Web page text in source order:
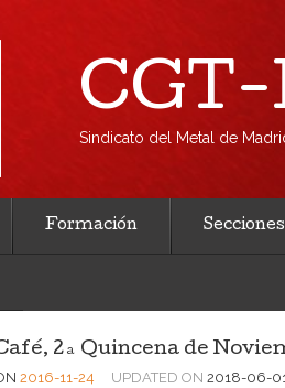
Sindicato del Metal de
Formación Secciones
2ª Quincena de
2016-11-24 UPDATED ON 2018-06-